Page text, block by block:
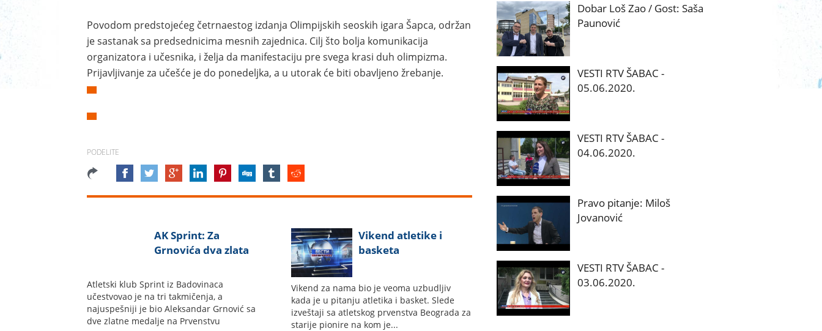
Povodom predstojećeg četrnaestog izdanja Olimpijskih seoskih igara Šapca, održan
je sastanak sa predsednicima mesnih zajednica. Cilj što bolja komunikacija
organizatora i učesnika, i želja da manifestaciju pre svega krasi duh olimpizma.
Prijavljivanje za učešće je do ponedeljka, a u utorak će biti obavljeno žrebanje.
PODELITE
AK Sprint: Za
Grnovića dva zlata
Atletski klub Sprint iz Badovinaca
učestvovao je na tri takmičenja, a
najuspešniji je bio Aleksandar Grnović sa
dve zlatne medalje na Prvenstvu
Vikend atletike i
basketa
Vikend za nama bio je veoma uzbudljiv
kada je u pitanju atletika i basket. Slede
izveštaji sa atletskog prvenstva Beograda za
starije pionire na kom je...
Dobar Loš Zao / Gost: Saša
Paunović
VESTI RTV ŠABAC -
05.06.2020.
VESTI RTV ŠABAC -
04.06.2020.
Pravo pitanje: Miloš
Jovanović
VESTI RTV ŠABAC -
03.06.2020.